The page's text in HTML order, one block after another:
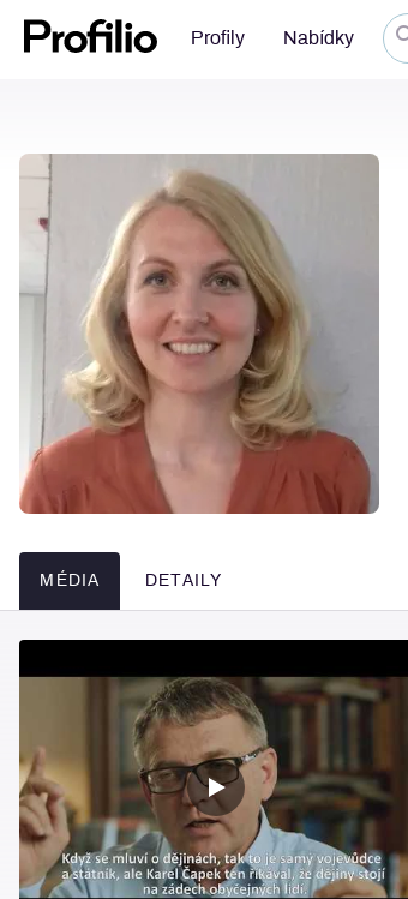
Profily Nabídky
MÉDIA DETAILY